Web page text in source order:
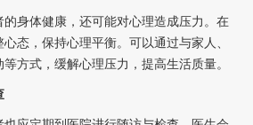
身体健康，还可能对心理造成压力。在
态，保持心理平衡。可以通过与家人、
方式，缓解心理压力，提高生活质量。